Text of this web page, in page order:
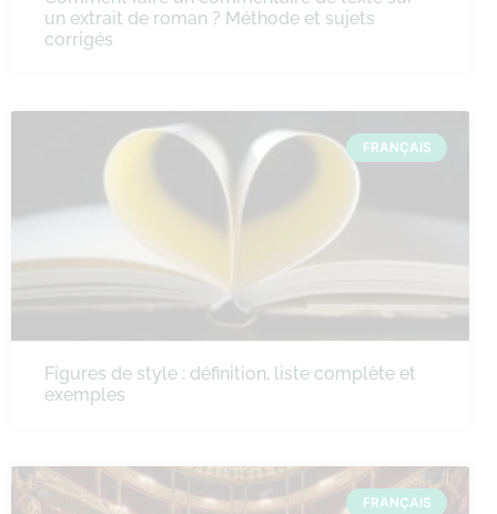
un extrait de roman ? Méthode et sujets
corrigés
FRANÇAIS
Figures de style : définition, liste complète et
exemples
FRANÇAIS